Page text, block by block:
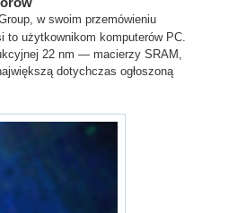
w swoim przemówieniu
to użytkownikom komputerów PC.
22 nm — macierzy SRAM,
dotychczas ogłoszoną